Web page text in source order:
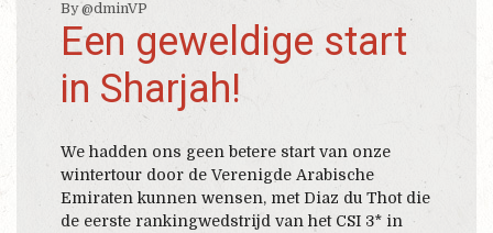
By @dminVP
Een geweldige start
in Sharjah!
We hadden ons geen betere start van onze
wintertour door de Verenigde Arabische
Emiraten kunnen wensen, met Diaz du Thot die
de eerste rankingwedstrijd van het CSI 3* in